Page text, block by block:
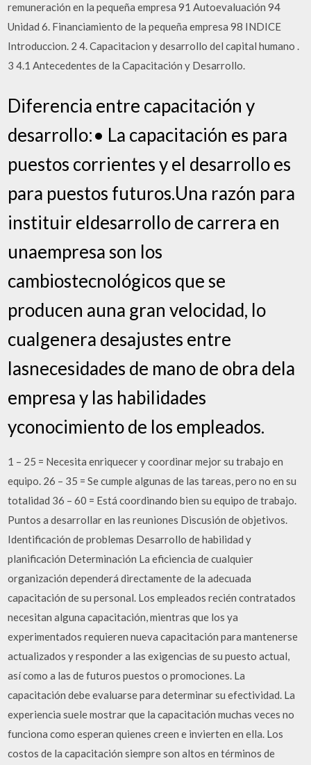
remuneración en la pequeña empresa 91 Autoevaluación 94
Unidad 6. Financiamiento de la pequeña empresa 98 INDICE
Introduccion. 2 4. Capacitacion y desarrollo del capital humano .
3 4.1 Antecedentes de la Capacitación y Desarrollo.
Diferencia entre capacitación y
desarrollo:• La capacitación es para
puestos corrientes y el desarrollo es
para puestos futuros.Una razón para
instituir eldesarrollo de carrera en
unaempresa son los
cambiostecnológicos que se
producen auna gran velocidad, lo
cualgenera desajustes entre
lasnecesidades de mano de obra dela
empresa y las habilidades
yconocimiento de los empleados.
1 – 25 = Necesita enriquecer y coordinar mejor su trabajo en
equipo. 26 – 35 = Se cumple algunas de las tareas, pero no en su
totalidad 36 – 60 = Está coordinando bien su equipo de trabajo.
Puntos a desarrollar en las reuniones Discusión de objetivos.
Identificación de problemas Desarrollo de habilidad y
planificación Determinación La eficiencia de cualquier
organización dependerá directamente de la adecuada
capacitación de su personal. Los empleados recién contratados
necesitan alguna capacitación, mientras que los ya
experimentados requieren nueva capacitación para mantenerse
actualizados y responder a las exigencias de su puesto actual,
así como a las de futuros puestos o promociones. La
capacitación debe evaluarse para determinar su efectividad. La
experiencia suele mostrar que la capacitación muchas veces no
funciona como esperan quienes creen e invierten en ella. Los
costos de la capacitación siempre son altos en términos de